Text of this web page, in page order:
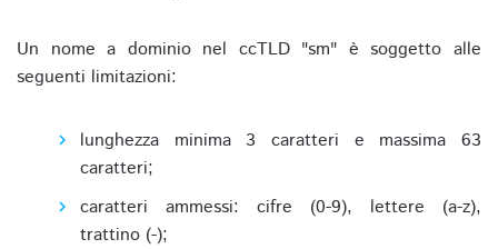
Un nome a dominio nel ccTLD "sm" è soggetto alle
seguenti limitazioni:
lunghezza minima 3 caratteri e massima 63
caratteri;
caratteri ammessi: cifre (0-9), lettere (a-z),
trattino (-);